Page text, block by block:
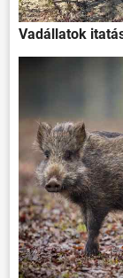
Vadállatok